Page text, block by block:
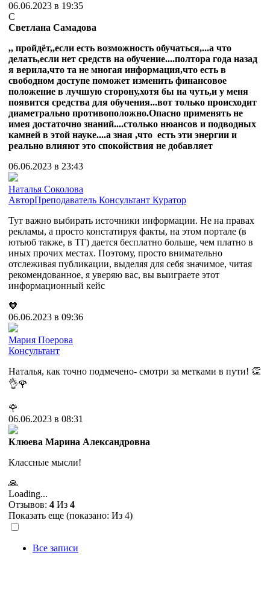
06.06.2023 в 19:35
С
Светлана Самадова
,, пройдёт,,если есть возможность обучаться,...а что
делать,если нет средств на обучение....полтора года назад
я верила,что та не многая информация,что есть в
свободном доступе поможет изменить финансовое
положение в лучшую сторону,хотя бы на чуть,и у меня
появится средства для обучения...вот только происходит
диаметрально противоположно.Опасно применять не
имея достаточно знаний....столько нюансов и подводных
камней в этой науке....а зная ,что есть эти энергии и
реально влияют это спокойствия не добавляет
06.06.2023 в 23:43
Наталья Соколова
АвторПреподаватель Консультант Куратор
Тут важно выбирать источники информации. Не на правах
рекламы, а просто констатируя факты, на этом портале (в
ютьюб также, в ТГ) дается бесплатно больше, чем платно в
иных прочих местах. Поэтому, просто внимательно
отслеживая публикации, выделяя для себя значимое, читая
рекомендованное, я уверяю вас, вы выиграете этот
информационный кейс
🧡
06.06.2023 в 09:36
Мария Поерова
Консультант
Наталья, как точно подмечено- смотри за метками в пути! 👏
👌🌹
🌹
06.06.2023 в 08:31
Клюева Марина Александровна
Классные мысли!
🙏
Loading...
Отзывов: 4 Из 4
Показать еще (показано: Из 4)
Все записи